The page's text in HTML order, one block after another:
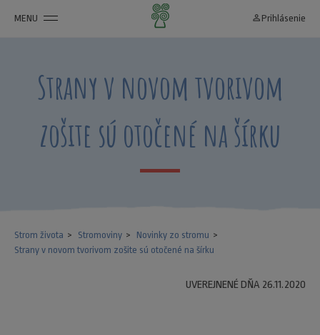
MENU person_outline Prihlásenie
Strany v novom tvorivom
zošite sú otočené na šírku
Strom života Stromoviny
Novinky zo stromu
Strany v novom tvorivom zošite sú otočené na šírku
UVEREJNENÉ DŇA 26.11.2020